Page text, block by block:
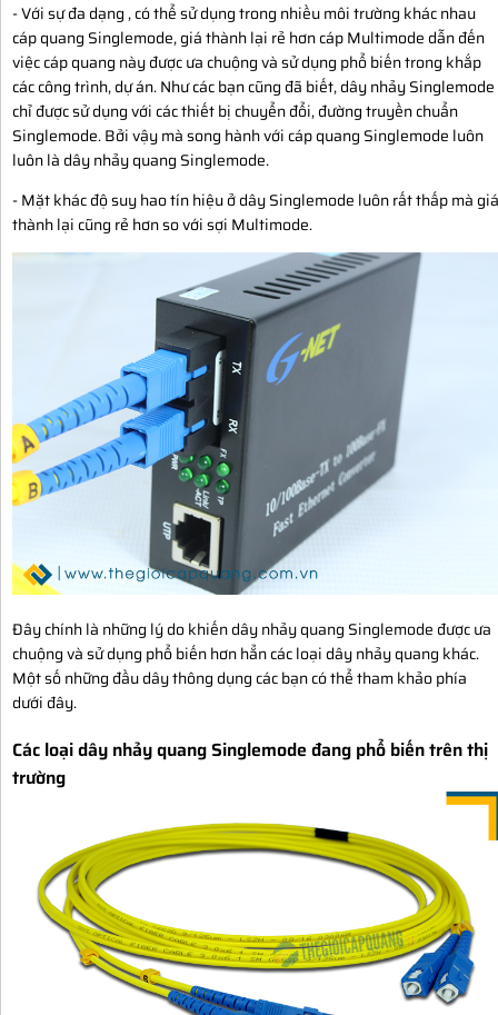
- Với sự đa dạng , có thể sử dụng trong nhiều môi trường khác nhau
cáp quang Singlemode, giá thành lại rẻ hơn cáp Multimode dẫn đến
việc cáp quang này được ưa chuộng và sử dụng phổ biến trong khắp
các công trình, dự án. Như các bạn cũng đã biết, dây nhảy Singlemode
chỉ được sử dụng với các thiết bị chuyển đổi, đường truyền chuẩn
Singlemode. Bởi vậy mà song hành với cáp quang Singlemode luôn
luôn là dây nhảy quang Singlemode.
- Mặt khác độ suy hao tín hiệu ở dây Singlemode luôn rất thấp mà giá
thành lại cũng rẻ hơn so với sợi Multimode.
Đây chính là những lý do khiến dây nhảy quang Singlemode được ưa
chuộng và sử dụng phổ biến hơn hẳn các loại dây nhảy quang khác.
Một số những đầu dây thông dụng các bạn có thể tham khảo phía
dưới đây.
Các loại dây nhảy quang Singlemode đang phổ biến trên thị
trường